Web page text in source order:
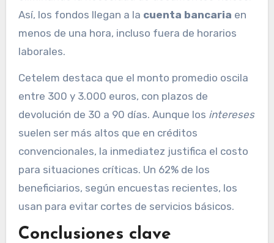
Así, los fondos llegan a la cuenta bancaria en
menos de una hora, incluso fuera de horarios
laborales.
Cetelem destaca que el monto promedio oscila
entre 300 y 3.000 euros, con plazos de
devolución de 30 a 90 días. Aunque los intereses
suelen ser más altos que en créditos
convencionales, la inmediatez justifica el costo
para situaciones críticas. Un 62% de los
beneficiarios, según encuestas recientes, los
usan para evitar cortes de servicios básicos.
Conclusiones clave